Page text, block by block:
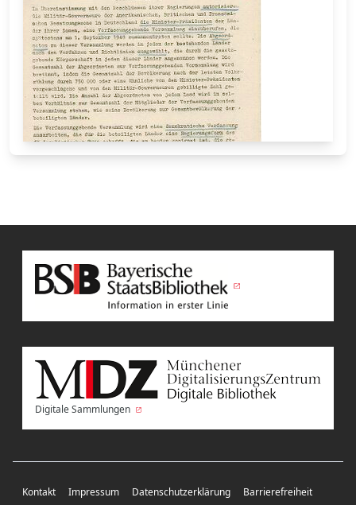
Digitale Sammlungen
Kontakt Impressum Datenschutzerklärung Barrierefreiheit